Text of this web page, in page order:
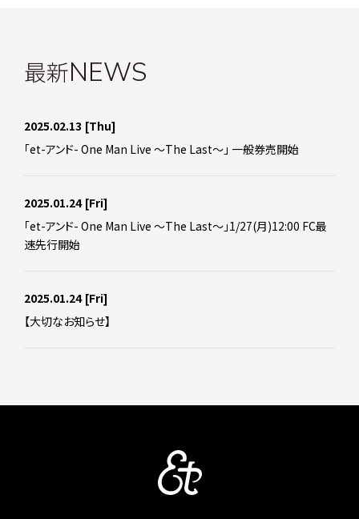
最新NEWS
2025.02.13 [Thu]
「et-アンド- One Man Live ～The Last～」 一般券売開始
2025.01.24 [Fri]
「et-アンド- One Man Live ～The Last～」1/27(月)12:00 FC最
速先行開始
2025.01.24 [Fri]
【大切なお知らせ】